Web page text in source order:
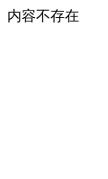
内容不存在